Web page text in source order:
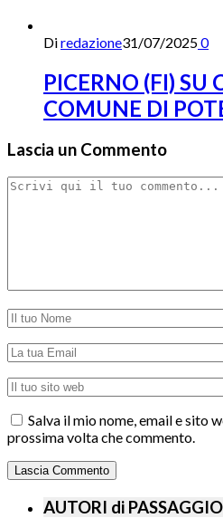
Diredazione31/07/20250
PICERNO (FI) SU
COMUNE DI
Lascia un Commento
Salva il mio nome, email e sito
prossima volta che commento.
AUTORI di